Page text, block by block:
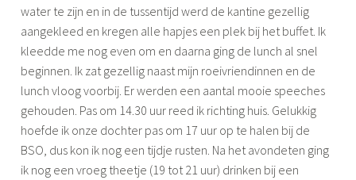
water te zijn en in de tussentijd werd de kantine gezellig
aangekleed en kregen alle hapjes een plek bij het buffet. Ik
kleedde me nog even om en daarna ging de lunch al snel
beginnen. Ik zat gezellig naast mijn roeivriendinnen en de
lunch vloog voorbij. Er werden een aantal mooie speeches
gehouden. Pas om 14.30 uur reed ik richting huis. Gelukkig
hoefde ik onze dochter pas om 17 uur op te halen bij de
BSO, dus kon ik nog een tijdje rusten. Na het avondeten ging
ik nog een vroeg theetje (19 tot 21 uur) drinken bij een